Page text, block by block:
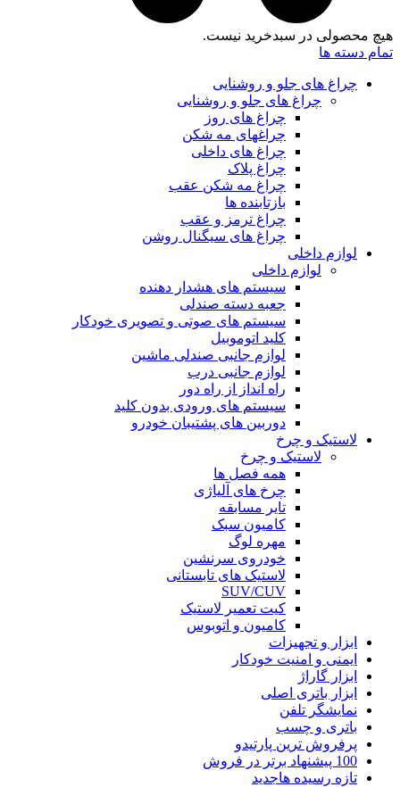
هیچ محصولی در سبدخرید نیست.
تمام دسته ها
چراغ های جلو و روشنایی
چراغ های جلو و روشنایی
چراغ های روز
چراغهای مه شکن
چراغ های داخلی
چراغ پلاک
چراغ مه شکن عقب
بازتابنده ها
چراغ ترمز و عقب
چراغ های سیگنال روشن
لوازم داخلی
لوازم داخلی
سیستم های هشدار دهنده
جعبه دسته صندلی
سیستم های صوتی و تصویری خودکار
کلید اتوموبیل
لوازم جانبی صندلی ماشین
لوازم جانبی درب
راه انداز از راه دور
سیستم های ورودی بدون کلید
دوربین های پشتیبان خودرو
لاستیک و چرخ
لاستیک و چرخ
همه فصل ها
چرخ های آلیاژی
تایر مسابقه
کامیون سبک
مهره لوگ
خودروی سرنشین
لاستیک های تابستانی
SUV/CUV
کیت تعمیر لاستیک
کامیون و اتوبوس
ابزار و تجهیزات
ایمنی و امنیت خودکار
ابزار گاراژ
ابزار باتری اصلی
نمایشگر تلفن
باتری و چسب
پرفروش ترین پارتیدو
100 پیشنهاد برتر در فروش
تازه رسیده هاجدید